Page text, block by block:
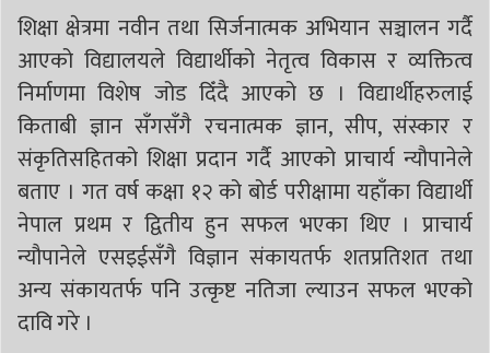
शिक्षा क्षेत्रमा नवीन तथा सिर्जनात्मक अभियान सञ्चालन गर्दै
आएको विद्यालयले विद्यार्थीको नेतृत्व विकास र व्यक्तित्व
निर्माणमा विशेष जोड दिँदै आएको छ । विद्यार्थीहरुलाई
किताबी ज्ञान सँगसँगै रचनात्मक ज्ञान, सीप, संस्कार र
संकृतिसहितको शिक्षा प्रदान गर्दै आएको प्राचार्य न्यौपानेले
बताए । गत वर्ष कक्षा १२ को बोर्ड परीक्षामा यहाँका विद्यार्थी
नेपाल प्रथम र द्वितीय हुन सफल भएका थिए । प्राचार्य
न्यौपानेले एसइईसँगै विज्ञान संकायतर्फ शतप्रतिशत तथा
अन्य संकायतर्फ पनि उत्कृष्ट नतिजा ल्याउन सफल भएको
दावि गरे ।